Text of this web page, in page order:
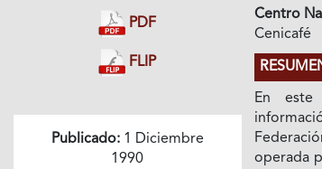
PDF
FLIP
Publicado:1 Diciembre
1990
Centro
Cenicafé
En este
operada